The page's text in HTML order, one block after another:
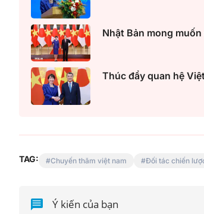
Nhật Bản mong
Thúc đẩy quan hệ
TAG: Chuyến thăm việt nam Đối tác chiến
Ý kiến của bạn